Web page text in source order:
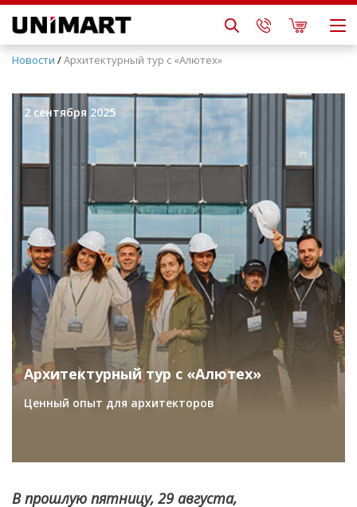
Новости /Архитектурный тур с «Алютех»
2 сентября 2025
Архитектурный тур с «Алютех»
Ценный опыт для архитекторов
В прошлую пятницу, 29 августа,